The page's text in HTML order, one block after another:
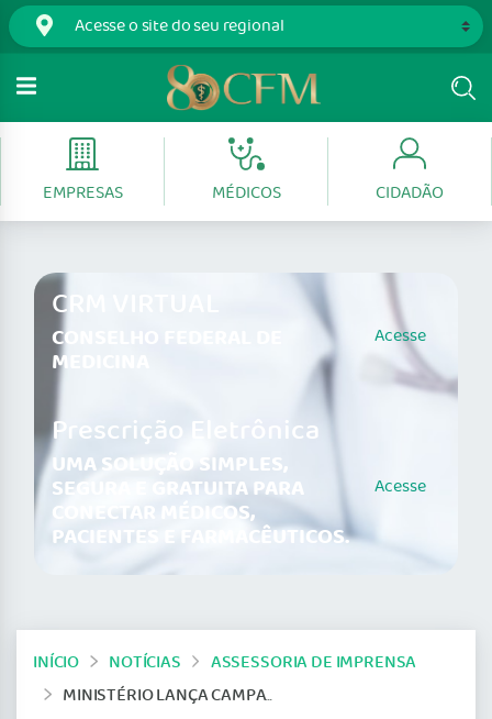
EMPRESAS MÉDICOS CIDADÃO
CRM VIRTUAL
CONSELHO FEDERAL DE
MEDICINA
Acesse
Prescrição Eletrônica
UMA SOLUÇÃO SIMPLES,
SEGURA E GRATUITA PARA
CONECTAR MÉDICOS,
PACIENTES E FARMACÊUTICOS.
Acesse
INÍCIO NOTÍCIAS
ASSESSORIA DE IMPRENSA
MINISTÉRIO LANÇA CAMPANHA DE COMBATE À DENGUE